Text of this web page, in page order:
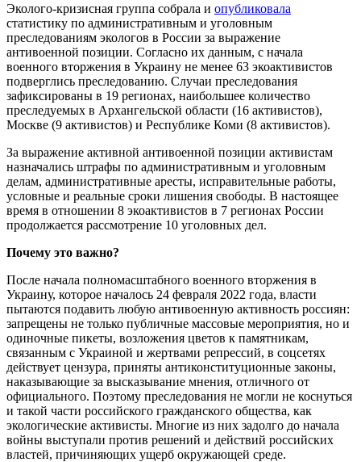
Эколого-кризисная группа собрала и опубликовала
статистику по административным и уголовным
преследованиям экологов в России за выражение
антивоенной позиции. Согласно их данным, с начала
военного вторжения в Украину не менее 63 экоактивистов
подверглись преследованию. Случаи преследования
зафиксированы в 19 регионах, наибольшее количество
преследуемых в Архангельской области (16 активистов),
Москве (9 активистов) и Республике Коми (8 активистов).
За выражение активной антивоенной позиции активистам
назначались штрафы по административным и уголовным
делам, административные аресты, исправительные работы,
условные и реальные сроки лишения свободы. В настоящее
время в отношении 8 экоактивистов в 7 регионах России
продолжается рассмотрение 10 уголовных дел.
Почему это важно?
После начала полномасштабного военного вторжения в
Украину, которое началось 24 февраля 2022 года, власти
пытаются подавить любую антивоенную активность россиян:
запрещены не только публичные массовые мероприятия, но и
одиночные пикеты, возложения цветов к памятникам,
связанным с Украиной и жертвами репрессий, в соцсетях
действует цензура, приняты антиконституционные законы,
наказывающие за высказывание мнения, отличного от
официального. Поэтому преследования не могли не коснуться
и такой части российского гражданского общества, как
экологические активисты. Многие из них задолго до начала
войны выступали против решений и действий российских
властей, причиняющих ущерб окружающей среде.